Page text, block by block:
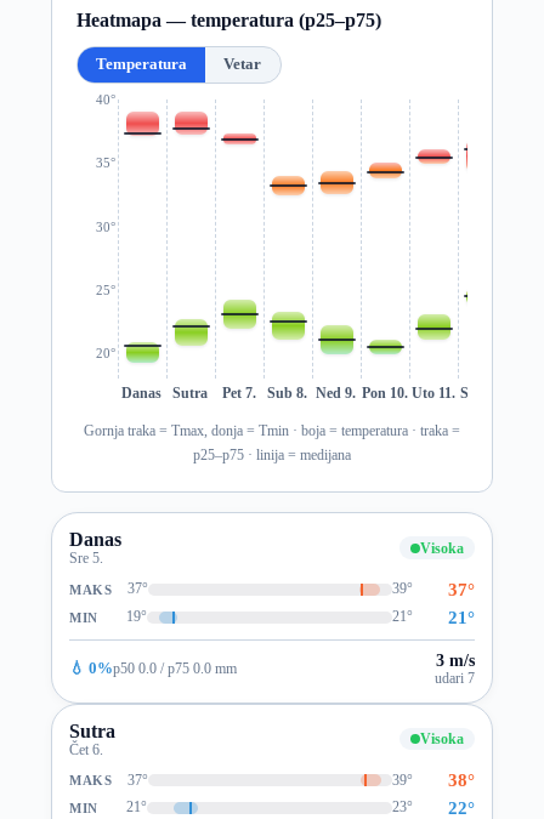
Heatmapa — temperatura (p25–p75)
Temperatura Vetar
20°
25°
30°
35°
40°
Danas Sutra Pet 7. Sub 8. Ned 9. Pon 10. Uto 11. Sre 12.
Gornja traka = Tmax, donja = Tmin · boja = temperatura · traka =
p25–p75 · linija = medijana
Danas
Sre 5.
Visoka
MAKS 37° 39° 37°
MIN 19° 21° 21°
💧 0%p50 0.0 / p75 0.0 mm 3 m/s
udari 7
Sutra
Čet 6.
Visoka
MAKS 37° 39° 38°
MIN 21° 23° 22°